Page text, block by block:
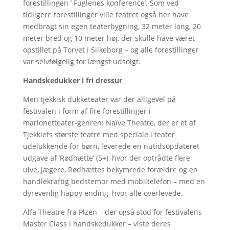
forestillingen ’ Fuglenes konference’. Som ved
tidligere forestillinger ville teatret også her have
medbragt sin egen teaterbygning, 32 meter lang, 20
meter bred og 10 meter høj, der skulle have været
opstillet på Torvet i Silkeborg – og alle forestillinger
var selvfølgelig for længst udsolgt.
Handskedukker i fri dressur
Men tjekkisk dukketeater var der alligevel på
festivalen i form af fire forestillinger i
marionetteater-genren: Naïve Theatre, der er et af
Tjekkiets største teatre med speciale i teater
udelukkende for børn, leverede en nutidsopdateret
udgave af ’Rødhætte’ (5+), hvor der optrådte flere
ulve, jægere, Rødhættes bekymrede forældre og en
handlekraftig bedstemor med mobiltelefon – med en
dyrevenlig happy ending, hvor alle overlevede.
Alfa Theatre fra Plzen – der også stod for festivalens
Master Class i handskedukker – viste deres